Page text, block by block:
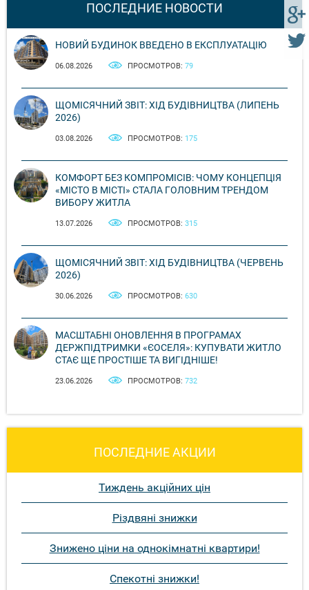
ПОСЛЕДНИЕ НОВОСТИ
НОВИЙ БУДИНОК ВВЕДЕНО В ЕКСПЛУАТАЦІЮ
06.08.2026 ПРОСМОТРОВ: 79
ЩОМІСЯЧНИЙ ЗВІТ: ХІД БУДІВНИЦТВА (ЛИПЕНЬ
2026)
03.08.2026 ПРОСМОТРОВ: 175
КОМФОРТ БЕЗ КОМПРОМІСІВ: ЧОМУ КОНЦЕПЦІЯ
«МІСТО В МІСТІ» СТАЛА ГОЛОВНИМ ТРЕНДОМ
ВИБОРУ ЖИТЛА
13.07.2026 ПРОСМОТРОВ: 315
ЩОМІСЯЧНИЙ ЗВІТ: ХІД БУДІВНИЦТВА (ЧЕРВЕНЬ
2026)
30.06.2026 ПРОСМОТРОВ: 630
МАСШТАБНІ ОНОВЛЕННЯ В ПРОГРАМАХ
ДЕРЖПІДТРИМКИ «ЄОСЕЛЯ»: КУПУВАТИ ЖИТЛО
СТАЄ ЩЕ ПРОСТІШЕ ТА ВИГІДНІШЕ!
23.06.2026 ПРОСМОТРОВ: 732
ПОСЛЕДНИЕ АКЦИИ
Тиждень акційних цін
Різдвяні знижки
Знижено ціни на однокімнатні квартири!
Спекотні знижки!